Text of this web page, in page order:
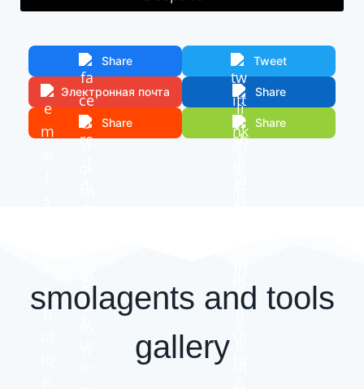
Share Tweet
Электронная почта Share
Share Share
smolagents and tools
gallery